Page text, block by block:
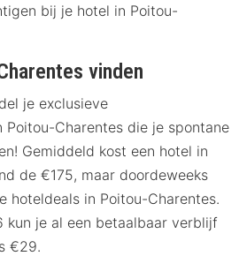
bij je hotel in Poitou-
vinden
je exclusieve
Poitou-Charentes die je spontane
Gemiddeld kost een hotel in
de €175, maar doordeweeks
hoteldeals in Poitou-Charentes.
kun je al een betaalbaar verblijf
€29.